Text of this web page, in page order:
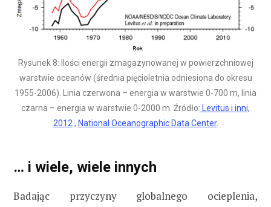
Rysunek 8: Ilości energii zmagazynowanej w powierzchniowej
warstwie oceanów (średnia pięcioletnia odniesiona do okresu
1955-2006). Linia czerwona – energia w warstwie 0-700 m, linia
czarna – energia w warstwie 0-2000 m. Źródło: Levitus i inni,
2012 , National Oceanographic Data Center.
… i wiele, wiele innych
Badając przyczyny globalnego ocieplenia,